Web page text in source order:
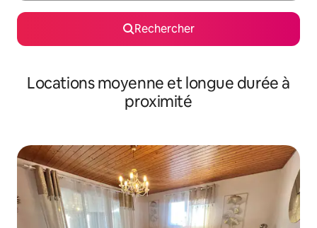
Rechercher
Locations moyenne et longue durée à
proximité